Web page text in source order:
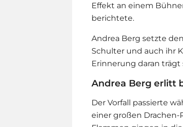
Effekt an einem
berichtete.
Andrea Berg setzte
Schulter und auch ihr
Erinnerung daran
Andrea Berg erlitt
Der Vorfall passierte
einer großen Drachen-